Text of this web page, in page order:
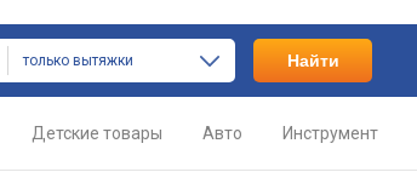
только вытяжки Найти
Детские товары Авто Инструмент